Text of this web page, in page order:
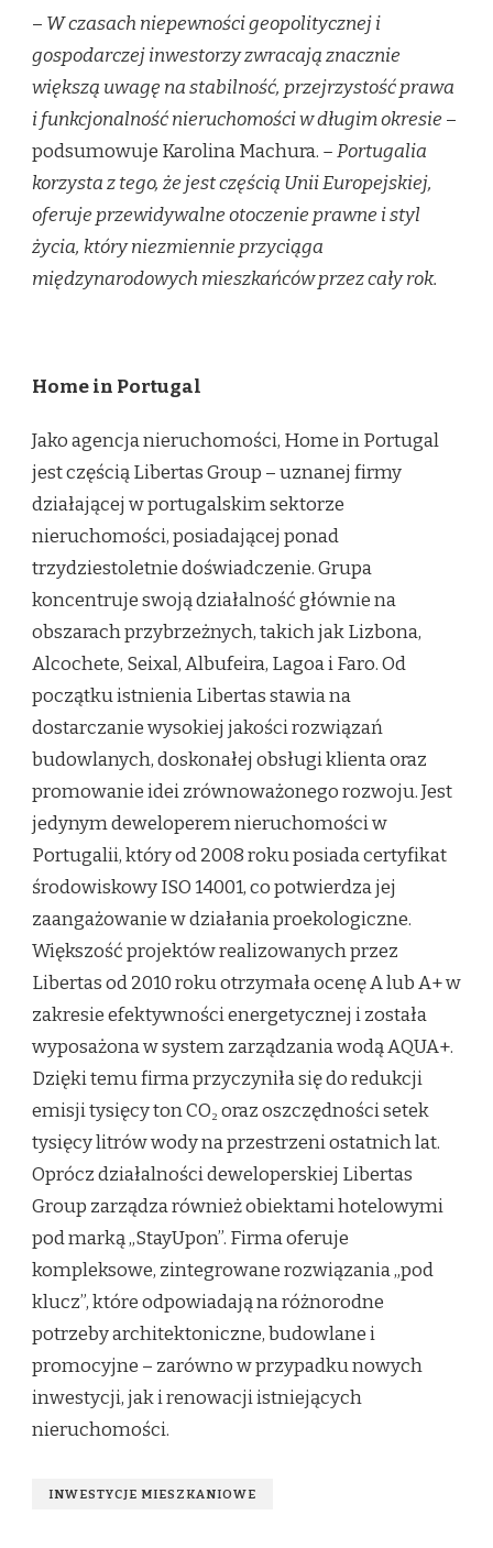
– W czasach niepewności geopolitycznej i
gospodarczej inwestorzy zwracają znacznie
większą uwagę na stabilność, przejrzystość prawa
i funkcjonalność nieruchomości w długim okresie –
podsumowuje Karolina Machura. – Portugalia
korzysta z tego, że jest częścią Unii Europejskiej,
oferuje przewidywalne otoczenie prawne i styl
życia, który niezmiennie przyciąga
międzynarodowych mieszkańców przez cały rok.
Home in Portugal
Jako agencja nieruchomości, Home in Portugal
jest częścią Libertas Group – uznanej firmy
działającej w portugalskim sektorze
nieruchomości, posiadającej ponad
trzydziestoletnie doświadczenie. Grupa
koncentruje swoją działalność głównie na
obszarach przybrzeżnych, takich jak Lizbona,
Alcochete, Seixal, Albufeira, Lagoa i Faro. Od
początku istnienia Libertas stawia na
dostarczanie wysokiej jakości rozwiązań
budowlanych, doskonałej obsługi klienta oraz
promowanie idei zrównoważonego rozwoju. Jest
jedynym deweloperem nieruchomości w
Portugalii, który od 2008 roku posiada certyfikat
środowiskowy ISO 14001, co potwierdza jej
zaangażowanie w działania proekologiczne.
Większość projektów realizowanych przez
Libertas od 2010 roku otrzymała ocenę A lub A+ w
zakresie efektywności energetycznej i została
wyposażona w system zarządzania wodą AQUA+.
Dzięki temu firma przyczyniła się do redukcji
emisji tysięcy ton CO₂ oraz oszczędności setek
tysięcy litrów wody na przestrzeni ostatnich lat.
Oprócz działalności deweloperskiej Libertas
Group zarządza również obiektami hotelowymi
pod marką „StayUpon”. Firma oferuje
kompleksowe, zintegrowane rozwiązania „pod
klucz”, które odpowiadają na różnorodne
potrzeby architektoniczne, budowlane i
promocyjne – zarówno w przypadku nowych
inwestycji, jak i renowacji istniejących
nieruchomości.
INWESTYCJE MIESZKANIOWE